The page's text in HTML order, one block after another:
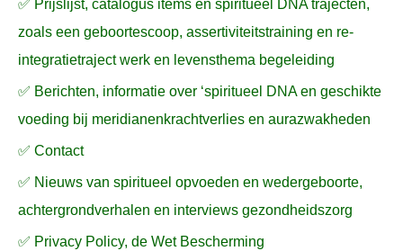
r
:
✅ Prijslijst, catalogus items en spiritueel DNA trajecten,
zoals een geboortescoop, assertiviteitstraining en re-
integratietraject werk en levensthema begeleiding
✅ Berichten, informatie over ‘spiritueel DNA en geschikte
voeding bij meridianenkrachtverlies en aurazwakheden
✅ Contact
✅ Nieuws van spiritueel opvoeden en wedergeboorte,
achtergrondverhalen en interviews gezondheidszorg
✅ Privacy Policy, de Wet Bescherming